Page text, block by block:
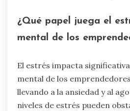
¿Qué papel juega el
mental de los
El estrés impacta
mental de los
llevando a la ansiedad y al
niveles de estrés pueden